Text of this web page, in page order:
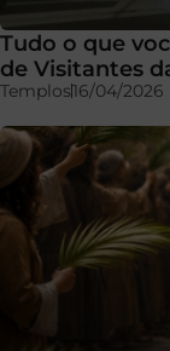
Tudo o que
de Visitantes
Templos16/04/2026